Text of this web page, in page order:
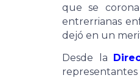
que se
entrerrianas
dejó en un
Desde la